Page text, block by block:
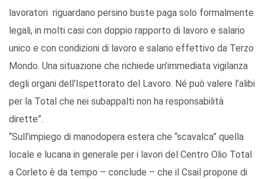
lavoratori riguardano persino buste paga solo formalmente
legali, in molti casi con doppio rapporto di lavoro e salario
unico e con condizioni di lavoro e salario effettivo da Terzo
Mondo. Una situazione che richiede un’immediata vigilanza
degli organi dell’Ispettorato del Lavoro. Né può valere l’alibi
per la Total che nei subappalti non ha responsabilità
dirette”.
“Sull’impiego di manodopera estera che “scavalca” quella
locale e lucana in generale per i lavori del Centro Olio Total
a Corleto è da tempo – conclude – che il Csail propone di